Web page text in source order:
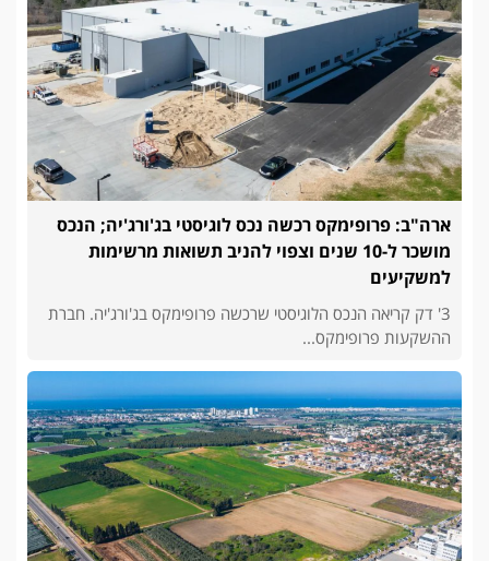
ארה"ב: פרופימקס רכשה נכס לוגיסטי בג'ורג'יה; הנכס
מושכר ל-10 שנים וצפוי להניב תשואות מרשימות
למשקיעים
3' דק קריאה הנכס הלוגיסטי שרכשה פרופימקס בג'ורג'יה. חברת
ההשקעות פרופימקס...